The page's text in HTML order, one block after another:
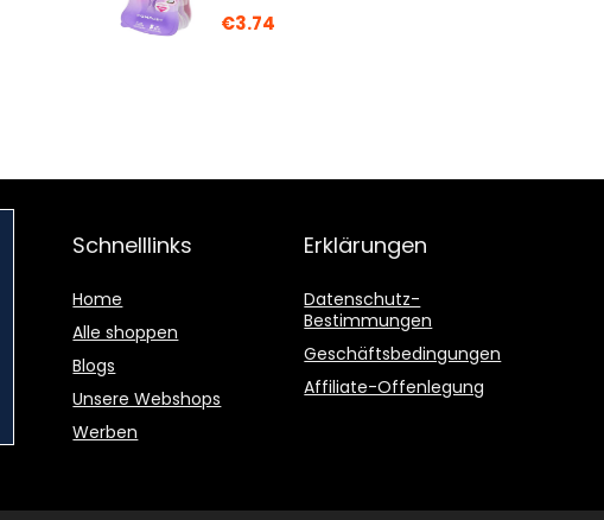
€3.74
Schnelllinks
Home
Alle shoppen
Blogs
Unsere Webshops
Werben
Erklärungen
Datenschutz-
Bestimmungen
Geschäftsbedingungen
Affiliate-Offenlegung